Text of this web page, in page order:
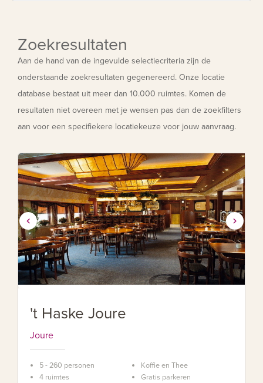
Zoekresultaten
Aan de hand van de ingevulde selectiecriteria zijn de
onderstaande zoekresultaten gegenereerd. Onze locatie
database bestaat uit meer dan 10.000 ruimtes. Komen de
resultaten niet overeen met je wensen pas dan de zoekfilters
aan voor een specifiekere locatiekeuze voor jouw aanvraag.
't Haske Joure
Joure
5 - 260 personen
4 ruimtes
Koffie en Thee
Gratis parkeren